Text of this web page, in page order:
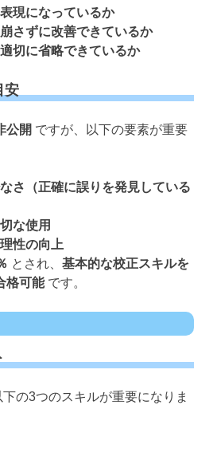
現になっているか
さずに改善できているか
切に省略できているか
安
公開 ですが、以下の要素が重要
さ（正確に誤りを発見している
な使用
性の向上
とされ、 基本的な校正スキルを
格可能です。
の3つのスキルが重要になりま